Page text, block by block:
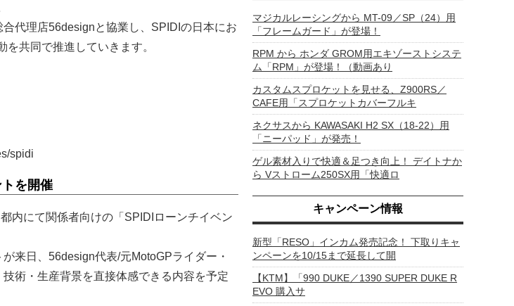
代理店56designと協業し、SPIDIの日本にお
共同で推進していきます。
spidi
を開催
内にて関係者向けの「SPIDIローンチイベン
来日、56design代表/元MotoGPライダー・
術・生産背景を直接体感できる内容を予定
マジカルレーシングから MT-09／SP（24）用
「フレームガード」が登場！
RPM から ホンダ GROM用エキゾーストシステ
ム「RPM」が登場！（動画あり
カスタムスプロケットを見せる、Z900RS／
CAFE用「スプロケットカバーフルキ
ネクサスから KAWASAKI H2 SX（18-22）用
「ニーパッド」が発売！
ゲル素材入りで快適＆足つき向上！ デイトナか
ら Vストローム250SX用「快適ロ
キャンペーン情報
新型「RESO」インカム発売記念！ 下取りキャ
ンペーンを10/15まで延長して開
【KTM】「990 DUKE／1390 SUPER DUKE R
EVO 購入サ